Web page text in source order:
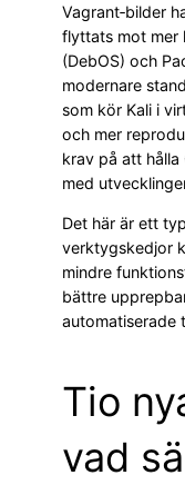
Vagrant‑bilder
flyttats mot mer
(DebOS) och
modernare
som kör Kali i
och mer
krav på att
med
Det här är ett
verktygskedjor
mindre
bättre
automatiserade
Tio
vad